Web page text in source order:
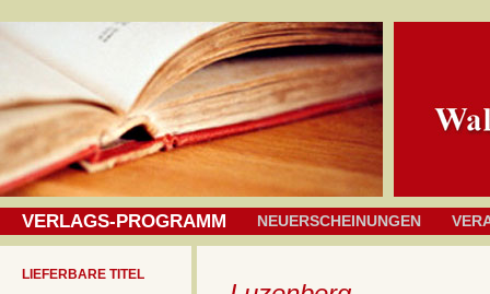
VERLAGS-PROGRAMM NEUERSCHEINUNGEN
LIEFERBARE TITEL